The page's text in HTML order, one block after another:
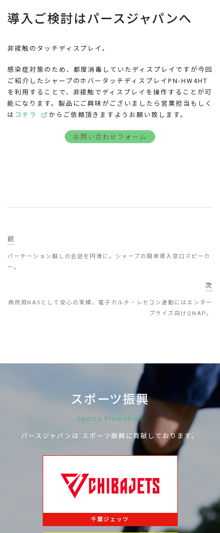
導入ご検討はパースジャパンへ
非接触のタッチディスプレイ。
感染症対策のため、都度消毒していたディスプレイですが今回
ご紹介したシャープのホバータッチディスプレイPN-HW4HT
を利用することで、非接触でディスプレイを操作することが可
能になります。製品にご興味がございましたら営業担当もしく
は コチラ からご依頼頂きますようお願い致します。
お問い合わせフォーム
前
パーテーション越しの会話を円滑に。シャープの簡単導入窓口スピーカ
ー。
次
病院用NASとして安心の実績。電子カルテ・レセコン連動にはエンター
プライズ向けQNAP。
スポーツ振興
Sports Promotion
パースジャパンは スポーツ振興に貢献しております。
千葉ジェッツ